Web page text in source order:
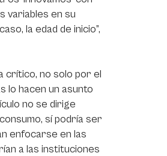
variables en su
la edad de inicio”,
crítico, no solo por el
lo hacen un asunto
no se dirige
sí podría ser
enfocarse en las
a las instituciones